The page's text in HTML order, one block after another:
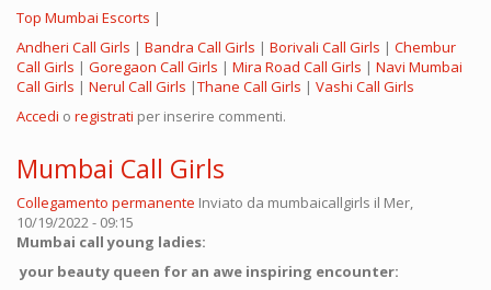
Top Mumbai Escorts |
Andheri Call Girls | Bandra Call Girls | Borivali Call Girls | Chembur
Call Girls | Goregaon Call Girls | Mira Road Call Girls | Navi Mumbai
Call Girls | Nerul Call Girls |Thane Call Girls | Vashi Call Girls
Accedi o registrati per inserire commenti.
Mumbai Call Girls
Collegamento permanente Inviato da mumbaicallgirls il Mer,
10/19/2022 - 09:15
Mumbai call young ladies:
your beauty queen for an awe inspiring encounter: